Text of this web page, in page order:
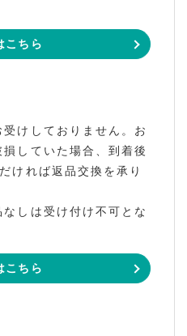
こちら
けしておりません。お
していた場合、到着後
ければ返品交換を承り
しは受け付け不可とな
こちら